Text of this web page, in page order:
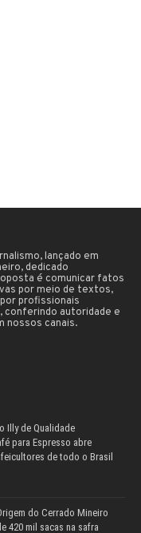
lançado em
dedicado
é comunicar fatos
por meio de textos,
profissionais
autoridade e
nossos canais.
Illy de Qualidade
para Espresso abre
de todo o Brasil
do Cerrado Mineiro
420 mil sacas na safra